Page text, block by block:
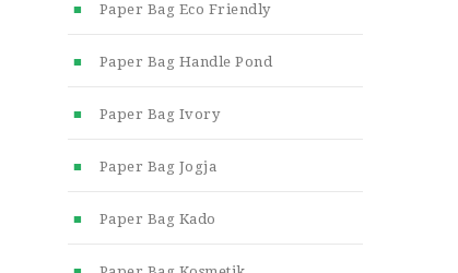
Paper Bag Eco Friendly
Paper Bag Handle Pond
Paper Bag Ivory
Paper Bag Jogja
Paper Bag Kado